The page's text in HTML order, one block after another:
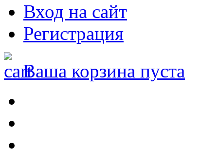
Вход на сайт
Регистрация
Ваша корзина пуста